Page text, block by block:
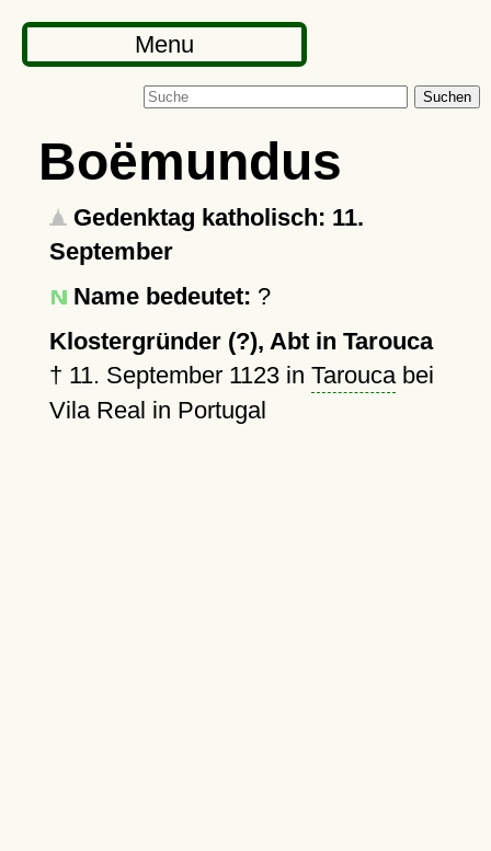
Menu
Suchen
Boëmundus
Gedenktag katholisch: 11.
September
Name bedeutet: ?
Klostergründer (?), Abt in Tarouca
† 11. September 1123in Taroucabei
Vila Real in Portugal